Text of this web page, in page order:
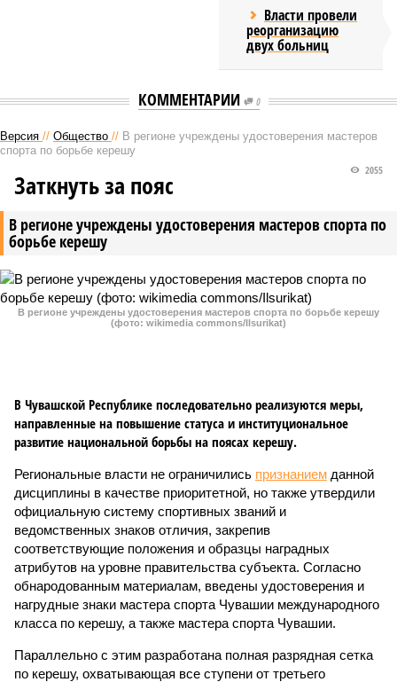
Власти провели
реорганизацию
двух больниц
КОММЕНТАРИИ 0
Версия // Общество // В регионе учреждены удостоверения мастеров
спорта по борьбе керешу
В регионе учреждены удостоверения мастеров спорта по
борьбе керешу
2055
Заткнуть за пояс
В регионе учреждены удостоверения мастеров спорта по борьбе керешу
(фото: wikimedia commons/Ilsurikat)
В Чувашской Республике последовательно реализуются меры,
направленные на повышение статуса и институциональное
развитие национальной борьбы на поясах керешу.
Региональные власти не ограничились признанием данной
дисциплины в качестве приоритетной, но также утвердили
официальную систему спортивных званий и
ведомственных знаков отличия, закрепив
соответствующие положения и образцы наградных
атрибутов на уровне правительства субъекта. Согласно
обнародованным материалам, введены удостоверения и
нагрудные знаки мастера спорта Чувашии международного
класса по керешу, а также мастера спорта Чувашии.
Параллельно с этим разработана полная разрядная сетка
по керешу, охватывающая все ступени от третьего